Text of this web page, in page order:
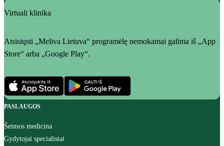
Virtuali klinika
Atsisiųsti „Meliva Lietuva“ programėlę nemokamai galima iš „App
Store“ arba „Google Play“.
PASLAUGOS
Šeimos medicina
Gydytojai specialistai